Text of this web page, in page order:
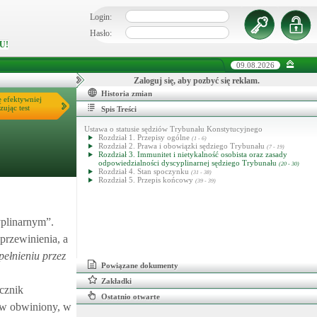
Login:
Hasło:
09.08.2026
efektywniej
test
a
przez
obwiniony, w
Zaloguj się, aby pozbyć się reklam.
Historia zmian
Spis Treści
Ustawa o statusie sędziów Trybunału Konstytucyjnego
Rozdział 1. Przepisy ogólne (1 - 6)
Rozdział 2. Prawa i obowiązki sędziego Trybunału (7 - 19)
Rozdział 3. Immunitet i nietykalność osobista oraz zasady
odpowiedzialności dyscyplinarnej sędziego Trybunału (20 - 30)
Rozdział 4. Stan spoczynku (31 - 38)
Rozdział 5. Przepis końcowy (39 - 39)
Powiązane dokumenty
Zakładki
Ostatnio otwarte